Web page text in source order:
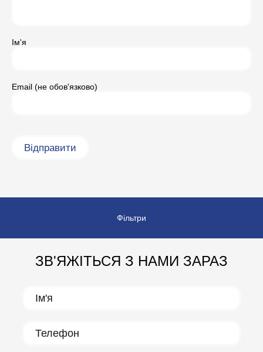
Ім'я
Email (не обов'язково)
Фільтри
ЗВ'ЯЖІТЬСЯ З НАМИ ЗАРАЗ